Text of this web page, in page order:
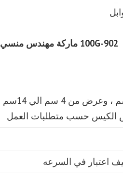
902-100G ماركة مهندس منسي
طول الكيس من 5 سم الي 20 سم ، وعرض من 4 سم الي 14سم
الكيس حسب متطلبات العمل